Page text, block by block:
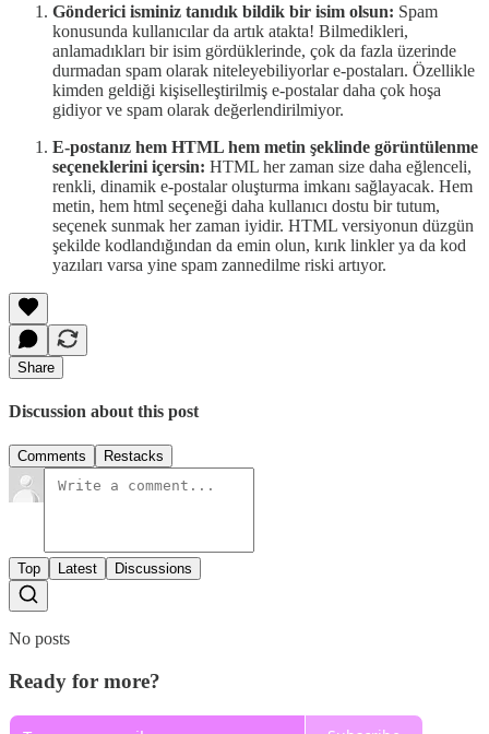
Gönderici isminiz tanıdık bildik bir isim olsun: Spam
konusunda kullanıcılar da artık atakta! Bilmedikleri,
anlamadıkları bir isim gördüklerinde, çok da fazla üzerinde
durmadan spam olarak niteleyebiliyorlar e-postaları. Özellikle
kimden geldiği kişiselleştirilmiş e-postalar daha çok hoşa
gidiyor ve spam olarak değerlendirilmiyor.
E-postanız hem HTML hem metin şeklinde görüntülenme
seçeneklerini içersin: HTML her zaman size daha eğlenceli,
renkli, dinamik e-postalar oluşturma imkanı sağlayacak. Hem
metin, hem html seçeneği daha kullanıcı dostu bir tutum,
seçenek sunmak her zaman iyidir. HTML versiyonun düzgün
şekilde kodlandığından da emin olun, kırık linkler ya da kod
yazıları varsa yine spam zannedilme riski artıyor.
Share
Discussion about this post
Comments Restacks
Top Latest Discussions
No posts
Ready for more?